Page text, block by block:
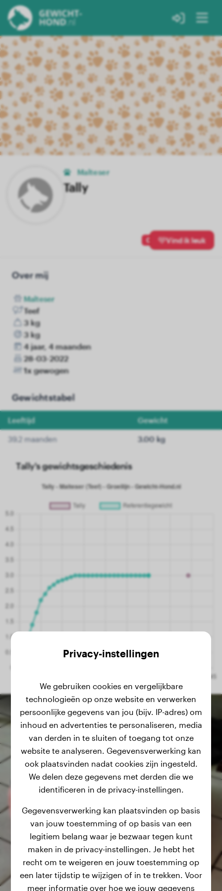
Malteser
Tally
0 Vind ik leuk
Over mij
Malteser
Teef
3 kg
3 kg
4 jaar, 4 maanden
28-03-2022
1x gewogen
Gewichtstabel
Leeftijd Gewicht
39.2 maanden 3.00 kg
Tally's gewichtsgeschiedenis
Privacy-instellingen
We gebruiken cookies en vergelijkbare
technologieën op onze website en verwerken
persoonlijke gegevens van jou (bijv. IP-adres) om
inhoud en advertenties te personaliseren, media
van derden in te sluiten of toegang tot onze
website te analyseren. Gegevensverwerking kan
ook plaatsvinden nadat cookies zijn ingesteld.
We delen deze gegevens met derden die we
identificeren in de privacy-instellingen.
Gegevensverwerking kan plaatsvinden op basis
van jouw toestemming of op basis van een
legitiem belang waar je bezwaar tegen kunt
maken in de privacy-instellingen. Je hebt het
recht om te weigeren en jouw toestemming op
een later tijdstip te wijzigen of in te trekken. Voor
meer informatie over hoe we jouw gegevens